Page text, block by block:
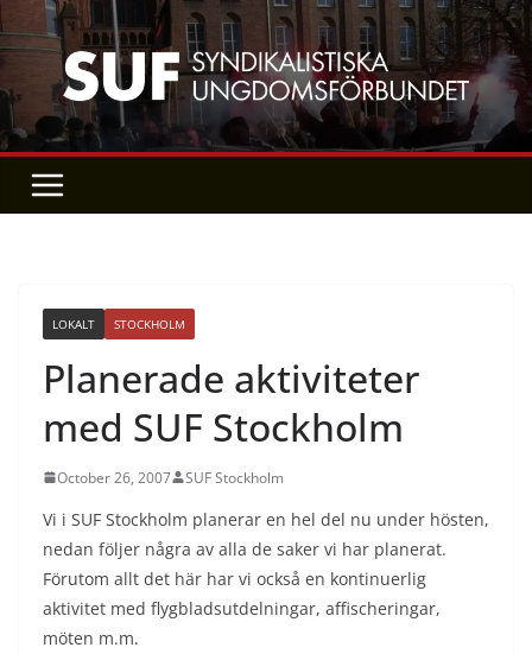
Skip
to
content
LOKALT STOCKHOLM
Planerade aktiviteter
med SUF Stockholm
October 26, 2007 SUF Stockholm
Vi i SUF Stockholm planerar en hel del nu under hösten,
nedan följer några av alla de saker vi har planerat.
Förutom allt det här har vi också en kontinuerlig
aktivitet med flygbladsutdelningar, affischeringar,
möten m.m.